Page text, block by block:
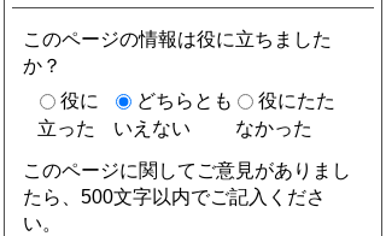
このページの情報は役に立ちました
か？
役に
立った
どちらとも
いえない
役にたた
なかった
このページに関してご意見がありまし
たら、500文字以内でご記入くださ
い。